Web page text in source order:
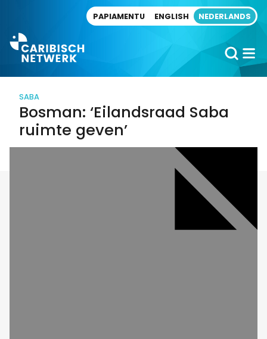
PAPIAMENTU ENGLISH NEDERLANDS
SABA
Bosman: ‘Eilandsraad Saba
ruimte geven’